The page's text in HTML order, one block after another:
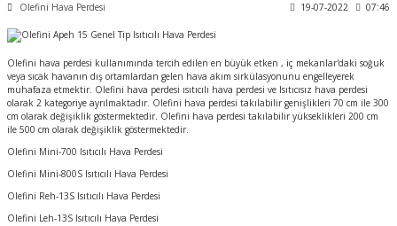
Olefini Hava Perdesi 19-07-2022 07:46
Olefini hava perdesi kullanımında tercih edilen en büyük etken , iç mekanlar'daki soğuk
veya sıcak havanın dış ortamlardan gelen hava akım sirkülasyonunu engelleyerek
muhafaza etmektir. Olefini hava perdesi ısıtıcılı hava perdesi ve Isıtıcısız hava perdesi
olarak 2 kategoriye ayrılmaktadır. Olefini hava perdesi takılabilir genişlikleri 70 cm ile 300
cm olarak değişiklik göstermektedir. Olefini hava perdesi takılabilir yükseklikleri 200 cm
ile 500 cm olarak değişiklik göstermektedir.
Olefini Mini-700 Isıtıcılı Hava Perdesi
Olefini Mini-800S Isıtıcılı Hava Perdesi
Olefini Reh-13S Isıtıcılı Hava Perdesi
Olefini Leh-13S Isıtıcılı Hava Perdesi